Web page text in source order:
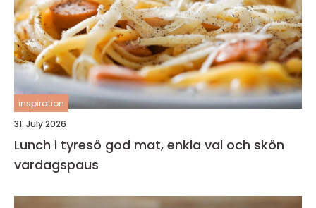
inspiration
31. July 2026
Lunch i tyresö god mat, enkla val och skön
vardagspaus